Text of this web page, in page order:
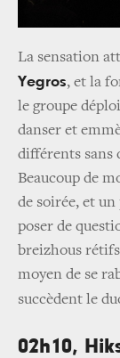
La sensation
Yegros, et la
le groupe
danser et
différents sans
Beaucoup de
de soirée, et
poser de
breizhous
moyen de se
succèdent le
02h10,